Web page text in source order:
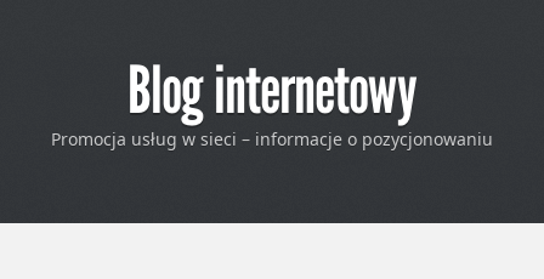
Blog internetowy
Promocja usług w sieci – informacje o pozycjonowaniu